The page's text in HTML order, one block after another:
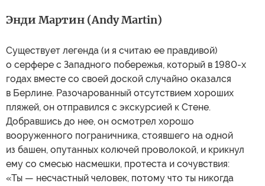
Энди Мартин (Andy Martin)
Существует легенда (и я считаю ее правдивой)
о серфере с Западного побережья, который в 1980-х
годах вместе со своей доской случайно оказался
в Берлине. Разочарованный отсутствием хороших
пляжей, он отправился с экскурсией к Стене.
Добравшись до нее, он осмотрел хорошо
вооруженного пограничника, стоявшего на одной
из башен, опутанных колючей проволокой, и крикнул
ему со смесью насмешки, протеста и сочувствия:
«Ты — несчастный человек, потому что ты никогда